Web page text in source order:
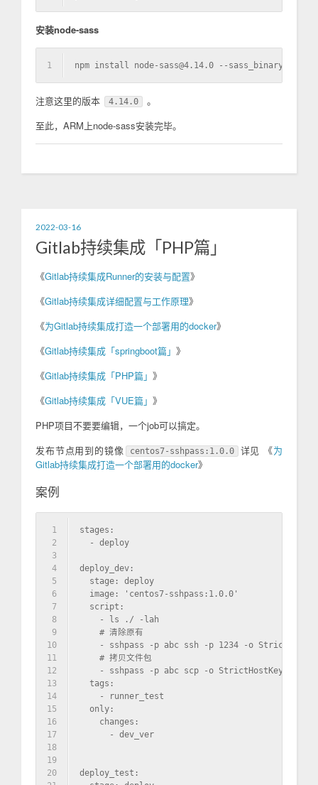
安装node-sass
1 npm install node-sass@4.14.0 --
注意这里的版本 4.14.0
。
至此，ARM上node-sass安装完毕。
2022-03-16
Gitlab持续集成「PHP篇」
《Gitlab持续集成Runner的安装与配置》
《Gitlab持续集成详细配置与工作原理》
《为Gitlab持续集成打造一个部署用的docker》
《Gitlab持续集成「springboot篇」 》
《Gitlab持续集成「PHP篇」 》
《Gitlab持续集成「VUE篇」 》
PHP项目不要要编辑，一个job可以搞定。
发布节点用到的镜像
centos7-sshpass:1.0.0 详见 《为
Gitlab持续集成打造一个部署用的docker》
案例
1
2
3
4
5
6
7
8
9
10
11
12
13
14
15
16
17
18
19
20
stages:
  - deploy
deploy_dev:
  stage: deploy
  image: 'centos7-sshpass:1.0.0'
  script:
    - ls ./ -lah
    # 清除原有
- sshpass -p abc ssh -p 1234 -o
    # 拷贝文件包
- sshpass -p abc scp -o
  tags:
    - runner_test
  only:
    changes:
      - dev_ver
deploy_test: